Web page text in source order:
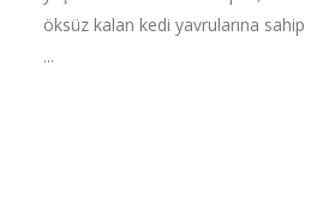
öksüz kalan kedi yavrularına sahip
...